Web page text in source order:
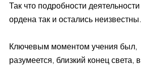
Так что подробности деятельности
ордена так и остались неизвестны.
Ключевым моментом учения был,
разумеется, близкий конец света, в